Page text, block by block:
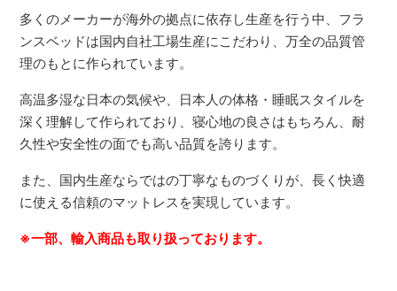
多くのメーカーが海外の拠点に依存し生産を行う中、フラ
ンスベッドは国内自社工場生産にこだわり、万全の品質管
理のもとに作られています。
高温多湿な日本の気候や、日本人の体格・睡眠スタイルを
深く理解して作られており、寝心地の良さはもちろん、耐
久性や安全性の面でも高い品質を誇ります。
また、国内生産ならではの丁寧なものづくりが、長く快適
に使える信頼のマットレスを実現しています。
※一部、輸入商品も取り扱っております。